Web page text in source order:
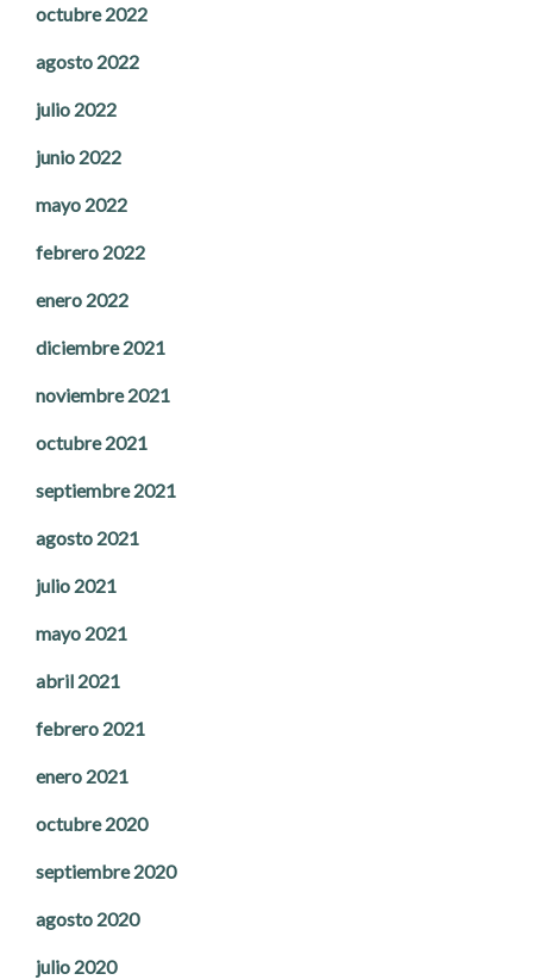
octubre 2022
agosto 2022
julio 2022
junio 2022
mayo 2022
febrero 2022
enero 2022
diciembre 2021
noviembre 2021
octubre 2021
septiembre 2021
agosto 2021
julio 2021
mayo 2021
abril 2021
febrero 2021
enero 2021
octubre 2020
septiembre 2020
agosto 2020
julio 2020